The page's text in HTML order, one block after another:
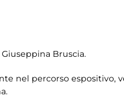
Bruscia.
nel percorso espositivo,